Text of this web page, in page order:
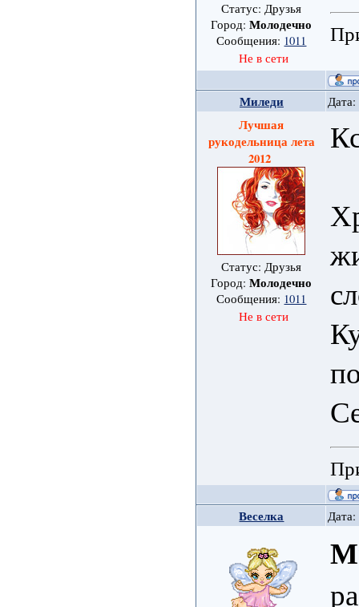
Статус: Друзья
Город:Молодечно
Сообщения: 1011
Не в сети
Миледи Дата:
Лучшая
рукодельница лета
2012
Статус: Друзья
Город:Молодечно
Сообщения: 1011
Не в сети
Веселка